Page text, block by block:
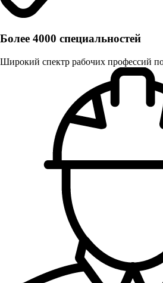
Более 4000 специальностей
Широкий спектр рабочих профессий